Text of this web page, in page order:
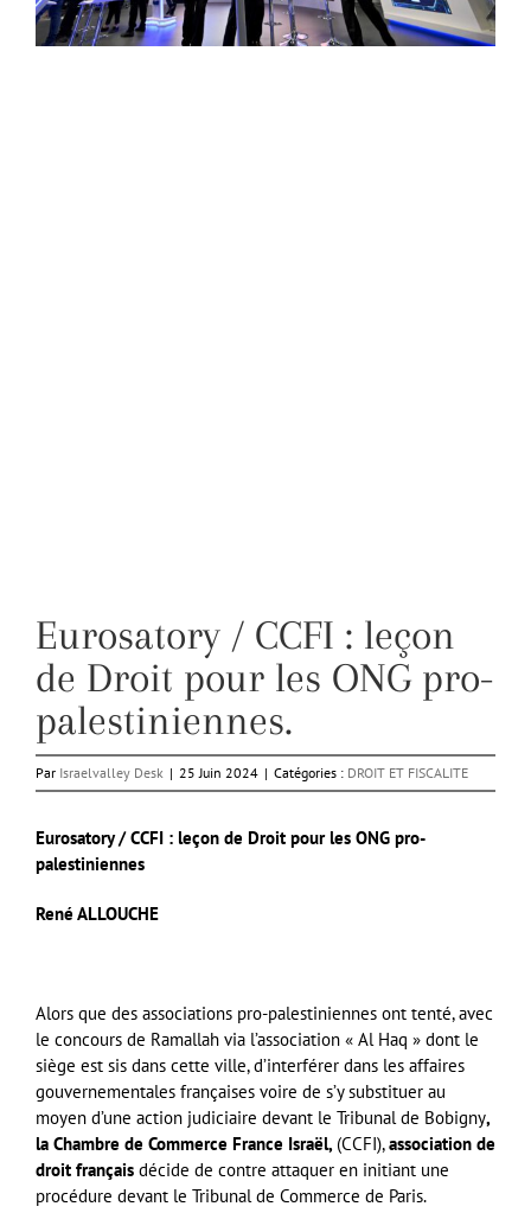
Eurosatory / CCFI : leçon
de Droit pour les ONG pro-
palestiniennes.
Par Israelvalley Desk | 25 Juin 2024 | Catégories : DROIT ET FISCALITE
Eurosatory / CCFI : leçon de Droit pour les ONG pro-
palestiniennes
René ALLOUCHE
Alors que des associations pro-palestiniennes ont tenté, avec
le concours de Ramallah via l’association « Al Haq » dont le
siège est sis dans cette ville, d’interférer dans les affaires
gouvernementales françaises voire de s’y substituer au
moyen d’une action judiciaire devant le Tribunal de Bobigny,
la Chambre de Commerce France Israël, (CCFI),association de
droit français décide de contre attaquer en initiant une
procédure devant le Tribunal de Commerce de Paris.